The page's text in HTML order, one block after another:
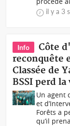
il y a 3
Info
Côte
reconquête
Classée de
BSSI perd la
Un agent
et
Forêts a
qu’il